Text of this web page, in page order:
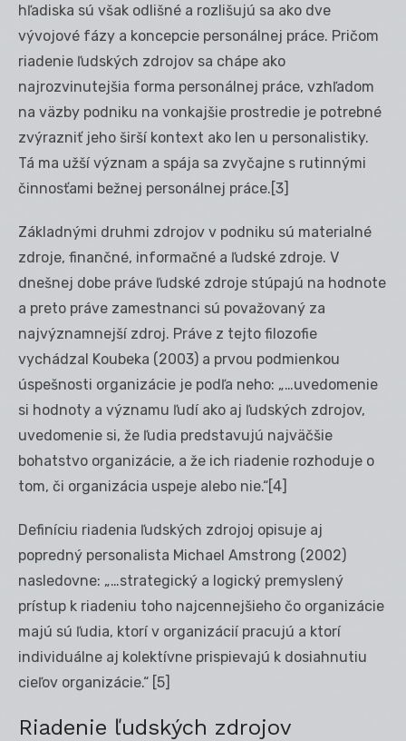
hľadiska sú však odlišné a rozlišujú sa ako dve
vývojové fázy a koncepcie personálnej práce. Pričom
riadenie ľudských zdrojov sa chápe ako
najrozvinutejšia forma personálnej práce, vzhľadom
na väzby podniku na vonkajšie prostredie je potrebné
zvýrazniť jeho širší kontext ako len u personalistiky.
Tá ma užší význam a spája sa zvyčajne s rutinnými
činnosťami bežnej personálnej práce. [3]
Základnými druhmi zdrojov v podniku sú materialné
zdroje, finančné, informačné a ľudské zdroje. V
dnešnej dobe práve ľudské zdroje stúpajú na hodnote
a preto práve zamestnanci sú považovaný za
najvýznamnejší zdroj. Práve z tejto filozofie
vychádzal Koubeka (2003) a prvou podmienkou
úspešnosti organizácie je podľa neho: „…uvedomenie
si hodnoty a významu ľudí ako aj ľudských zdrojov,
uvedomenie si, že ľudia predstavujú najväčšie
bohatstvo organizácie, a že ich riadenie rozhoduje o
tom, či organizácia uspeje alebo nie.“[4]
Definíciu riadenia ľudských zdrojoj opisuje aj
popredný personalista Michael Amstrong (2002)
nasledovne: „…strategický a logický premyslený
prístup k riadeniu toho najcennejšieho čo organizácie
majú sú ľudia, ktorí v organizácií pracujú a ktorí
individuálne aj kolektívne prispievajú k dosiahnutiu
cieľov organizácie.“ [5]
Riadenie ľudských zdrojov